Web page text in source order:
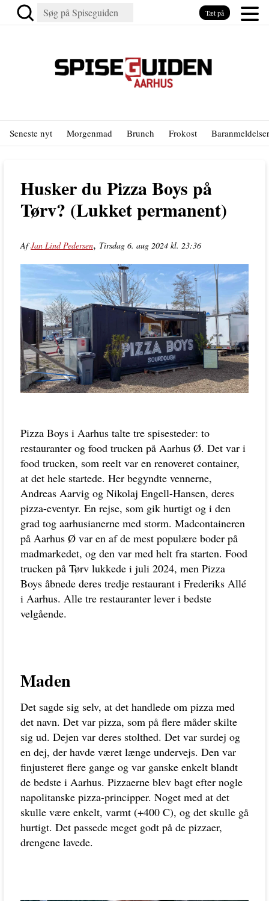
Seneste nyt Morgenmad Brunch Frokost Baranmeldelser
Husker du Pizza Boys på
Tørv? (Lukket permanent)
AfJan Lind Pedersen, Tirsdag 6. aug 2024 kl. 23:36
Pizza Boys i Aarhus talte tre spisesteder: to
restauranter og food trucken på Aarhus Ø. Det var i
food trucken, som reelt var en renoveret container,
at det hele startede. Her begyndte vennerne,
Andreas Aarvig og Nikolaj Engell-Hansen, deres
pizza-eventyr. En rejse, som gik hurtigt og i den
grad tog aarhusianerne med storm. Madcontaineren
på Aarhus Ø var en af de mest populære boder på
madmarkedet, og den var med helt fra starten. Food
trucken på Tørv lukkede i juli 2024, men Pizza
Boys åbnede deres tredje restaurant i Frederiks Allé
i Aarhus. Alle tre restauranter lever i bedste
velgående.
Maden
Det sagde sig selv, at det handlede om pizza med
det navn. Det var pizza, som på flere måder skilte
sig ud. Dejen var deres stolthed. Det var surdej og
en dej, der havde været længe undervejs. Den var
finjusteret flere gange og var ganske enkelt blandt
de bedste i Aarhus. Pizzaerne blev bagt efter nogle
napolitanske pizza-principper. Noget med at det
skulle være enkelt, varmt (+400 C), og det skulle gå
hurtigt. Det passede meget godt på de pizzaer,
drengene lavede.
Tæt på